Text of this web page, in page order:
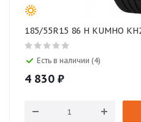
185/55R15 86 H KUMHO
Есть в наличии (4)
4 830 ₽